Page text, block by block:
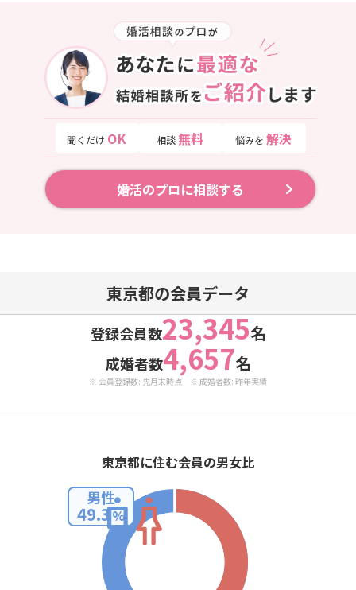
聞くだけ OK 相談 無料 悩みを 解決
婚活のプロに相談する
東京都の会員データ
登録会員数23,345名
成婚者数4,657名
※ 会員登録数: 先月末時点 ※ 成婚者数: 昨年実績
東京都に住む会員の男女比
男性
49.3%